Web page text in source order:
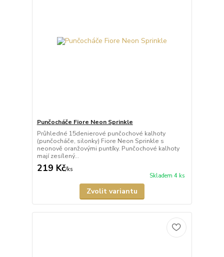
Punčocháče Fiore Neon Sprinkle
Průhledné 15denierové punčochové kalhoty
(punčocháče, silonky) Fiore Neon Sprinkle s
neonově oranžovými puntíky. Punčochové kalhoty
mají zesílený...
219 Kč/ks
Skladem 4 ks
Zvolit variantu